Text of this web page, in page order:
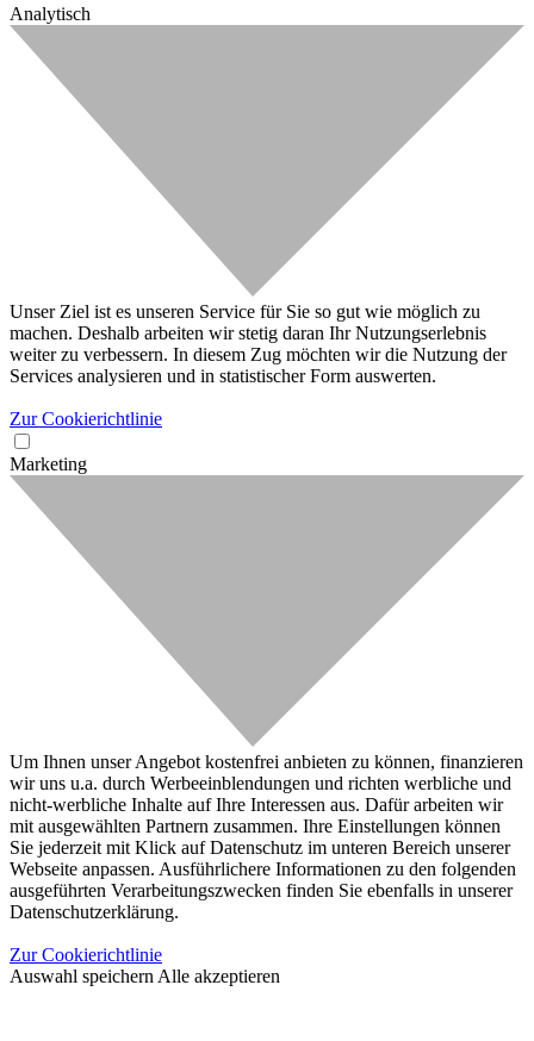
Analytisch
Unser Ziel ist es unseren Service für Sie so gut wie möglich zu
machen. Deshalb arbeiten wir stetig daran Ihr Nutzungserlebnis
weiter zu verbessern. In diesem Zug möchten wir die Nutzung der
Services analysieren und in statistischer Form auswerten.
Zur Cookierichtlinie
Marketing
Um Ihnen unser Angebot kostenfrei anbieten zu können, finanzieren
wir uns u.a. durch Werbeeinblendungen und richten werbliche und
nicht-werbliche Inhalte auf Ihre Interessen aus. Dafür arbeiten wir
mit ausgewählten Partnern zusammen. Ihre Einstellungen können
Sie jederzeit mit Klick auf Datenschutz im unteren Bereich unserer
Webseite anpassen. Ausführlichere Informationen zu den folgenden
ausgeführten Verarbeitungszwecken finden Sie ebenfalls in unserer
Datenschutzerklärung.
Zur Cookierichtlinie
Auswahl speichern Alle akzeptieren